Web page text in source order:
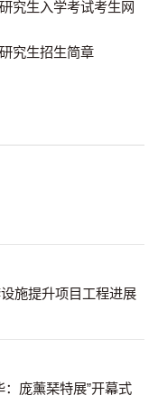
究生入学考试考生网
究生招生简章
施提升项目工程进展
：庞薰琹特展”开幕式